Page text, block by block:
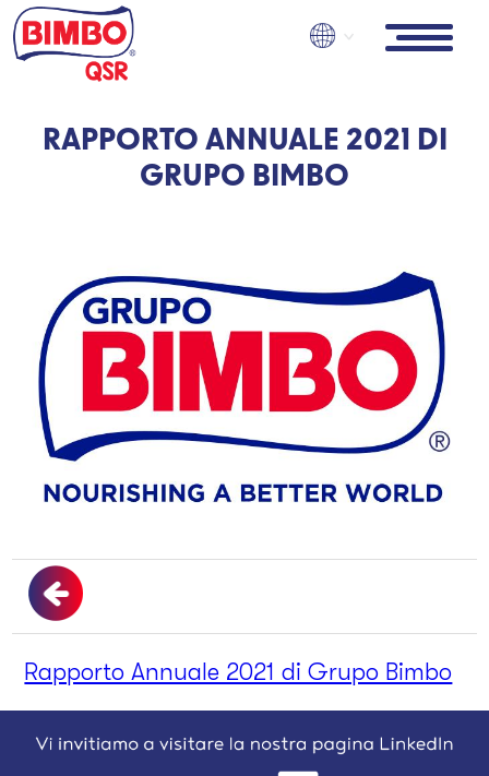
Skip
to
main
RAPPORTO ANNUALE 2021 DI
GRUPO BIMBO
Rapporto Annuale 2021 di Grupo Bimbo